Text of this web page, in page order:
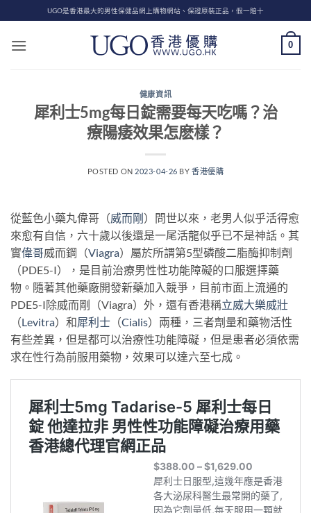
to
content
UGO是香港最大的男性保健品網上購物網站、保證原裝正品，假一賠十
0
健康資訊
犀利士5mg每日錠需要每天吃嗎？治
療陽痿效果怎麽樣？
POSTED ON 2023-04-26 BY香港優購
從藍色小藥丸偉哥（威而剛）問世以來，老男人似乎活得愈
來愈有自信，六十歲以後還是一尾活龍似乎已不是神話。其
實偉哥威而鋼（Viagra）屬於所謂第5型磷酸二脂酶抑制劑
（PDE5-I），是目前治療男性性功能障礙的口服選擇藥
物。隨著其他藥廠開發新藥加入競爭，目前市面上流通的
PDE5-I除威而剛（Viagra）外，還有香港稱立威大樂威壯
（Levitra）和犀利士 （Cialis）兩種，三者劑量和藥物活性
有些差異，但是都可以治療性功能障礙，但是患者必須依需
求在性行為前服用藥物，效果可以達六至七成。